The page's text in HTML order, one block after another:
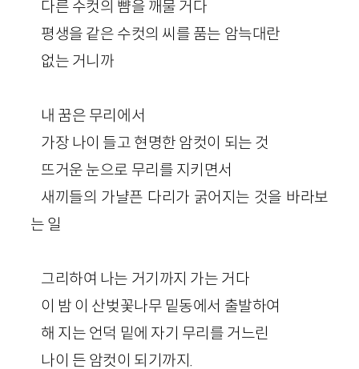
다른 수컷의 뺨을 깨물 거다
평생을 같은 수컷의 씨를 품는 암늑대란
없는 거니까
내 꿈은 무리에서
가장 나이 들고 현명한 암컷이 되는 것
뜨거운 눈으로 무리를 지키면서
새끼들의 가냘픈 다리가 굵어지는 것을 바라보
는 일
그리하여 나는 거기까지 가는 거다
이 밤 이 산벚꽃나무 밑동에서 출발하여
해 지는 언덕 밑에 자기 무리를 거느린
나이 든 암컷이 되기까지.